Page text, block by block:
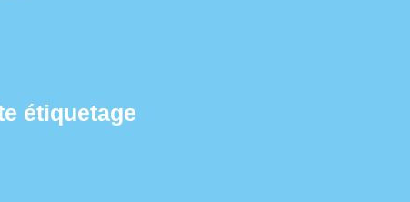
étiquetage